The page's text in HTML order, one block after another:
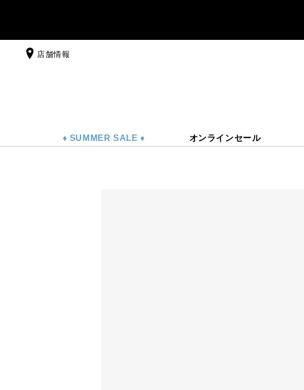
店舗情報
♦ SUMMER SALE ♦ オンラインセール